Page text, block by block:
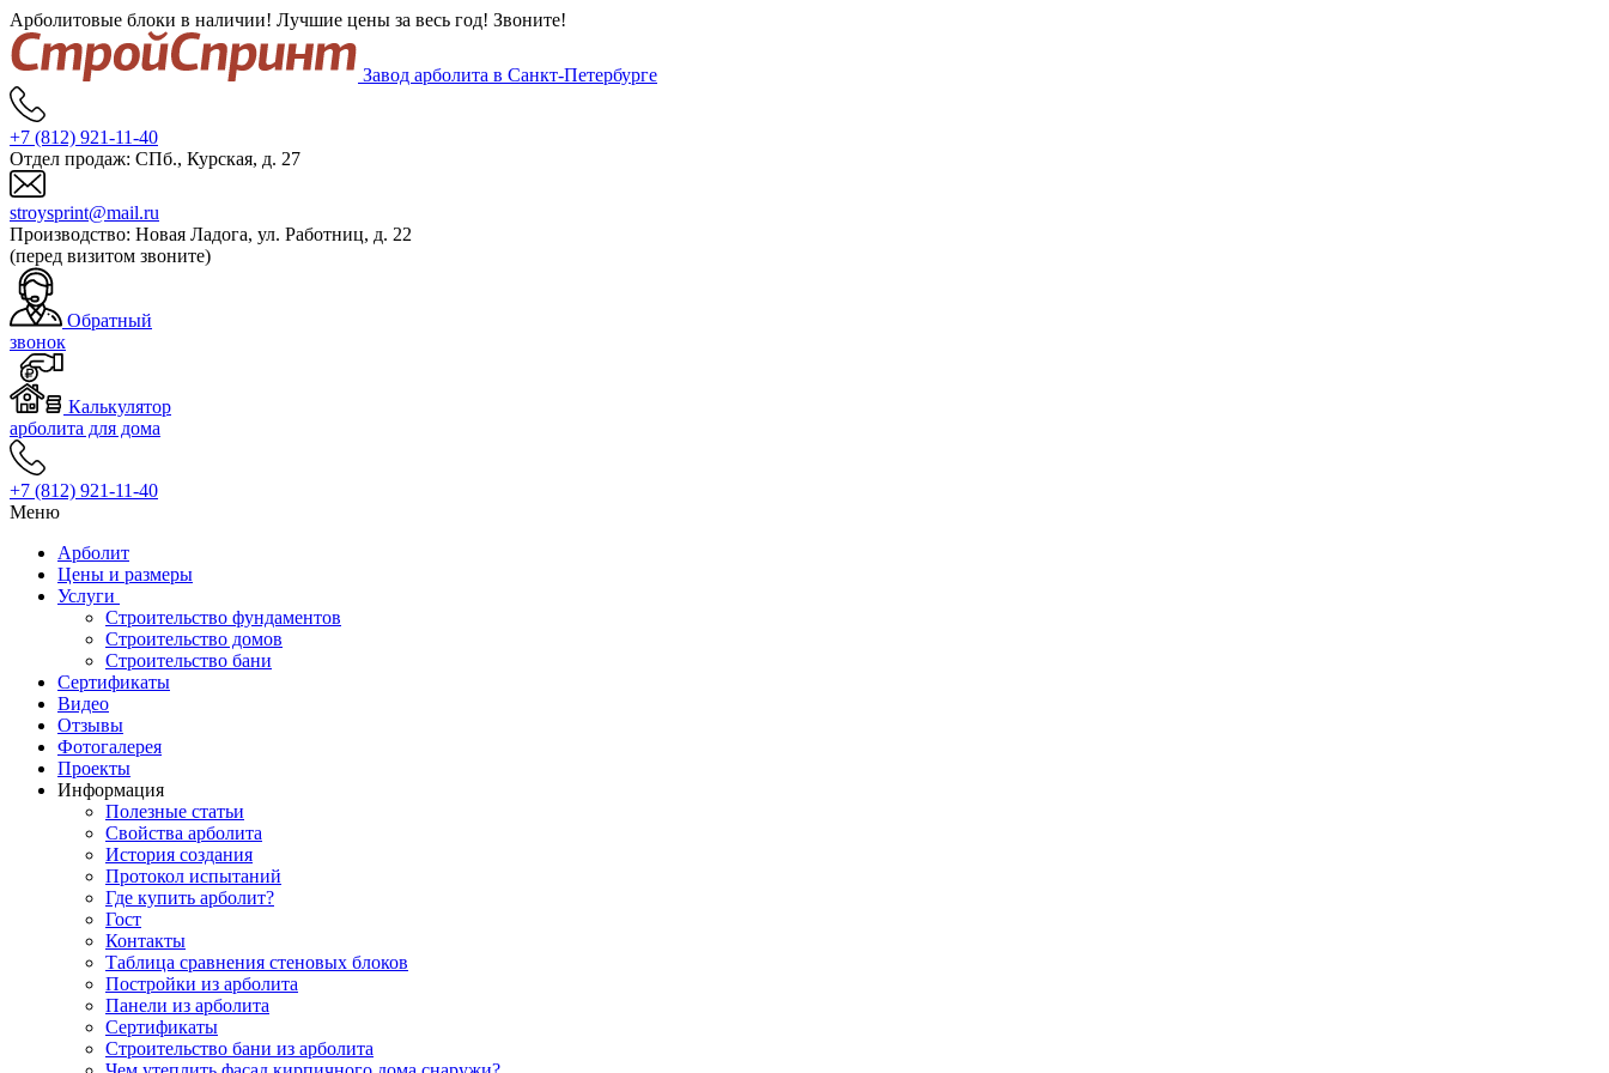
Арболитовые блоки в наличии! Лучшие цены за весь год! Звоните!
Завод арболита в Санкт-Петербурге
+7 (812) 921-11-40
Отдел продаж: СПб., Курская, д. 27
stroysprint@mail.ru
Производство: Новая Ладога, ул. Работниц, д. 22
(перед визитом звоните)
Обратный
звонок
Калькулятор
арболита для дома
+7 (812) 921-11-40
Меню
Арболит
Цены и размеры
Услуги
Строительство фундаментов
Строительство домов
Строительство бани
Сертификаты
Видео
Отзывы
Фотогалерея
Проекты
Информация
Полезные статьи
Свойства арболита
История создания
Протокол испытаний
Где купить арболит?
Гост
Контакты
Таблица сравнения стеновых блоков
Постройки из арболита
Панели из арболита
Сертификаты
Строительство бани из арболита